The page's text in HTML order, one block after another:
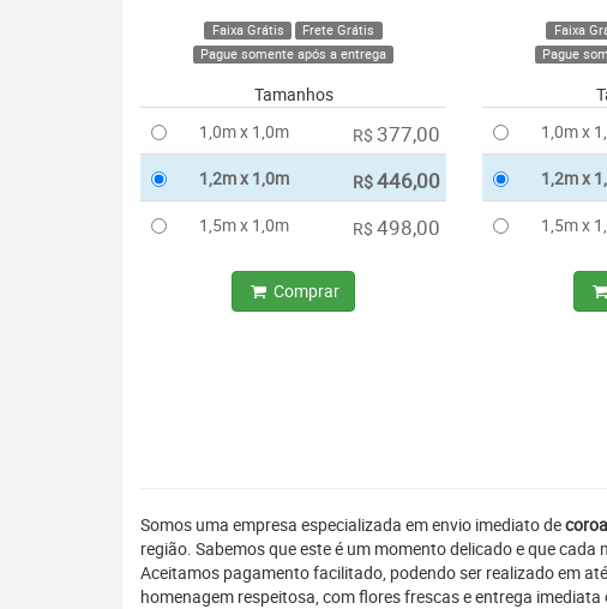
Faixa Grátis
Frete Grátis
Pague somente após a entrega
Tamanhos
1,0m x 1,0m
R$ 377,00
1,2m x 1,0m R$446,00
1,5m x 1,0m R$ 498,00
Comprar
Faixa
Pague
1,0m x
1,2m x
1,5m x
Somos uma empresa especializada em envio imediato de
região. Sabemos que este é um momento delicado e que
Aceitamos pagamento facilitado, podendo ser realizado em até
homenagem respeitosa, com flores frescas e entrega imediata